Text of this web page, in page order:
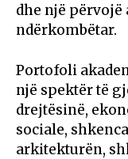
dhe një
ndërkombëtar.
Portofoli
një spektër të
drejtësinë,
sociale,
arkitekturën,